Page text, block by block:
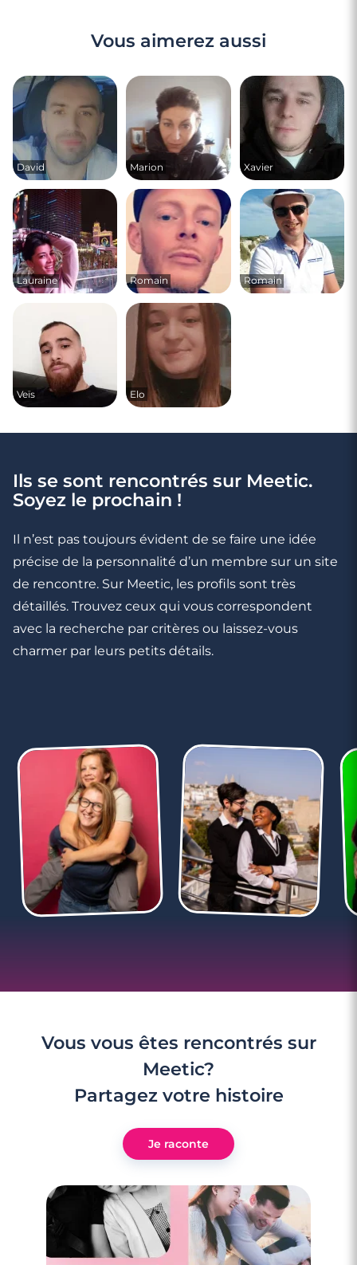
Vous aimerez aussi
David Marion Xavier
Lauraine Romain Romain
Veïs Elo
Ils se sont rencontrés sur Meetic.
Soyez le prochain !
Il n’est pas toujours évident de se faire une idée
précise de la personnalité d’un membre sur un site
de rencontre. Sur Meetic, les profils sont très
détaillés. Trouvez ceux qui vous correspondent
avec la recherche par critères ou laissez-vous
charmer par leurs petits détails.
Vous vous êtes rencontrés sur
Meetic?
Partagez votre histoire
Je raconte